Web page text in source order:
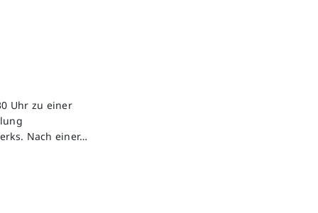
Uhr zu einer
Nach einer…